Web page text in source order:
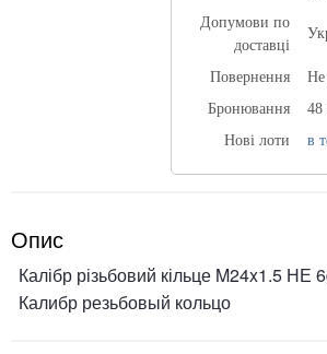
Допумови по
доставці
Повернення
Не
Бронювання
48
Нові лоти
в
Опис
Калібр різьбовий кільце M24x1.5 НЕ
Калибр резьбовый кольцо